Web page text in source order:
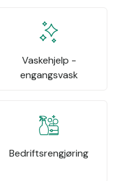
Vaskehjelp -
engangsvask
Bedriftsrengjøring